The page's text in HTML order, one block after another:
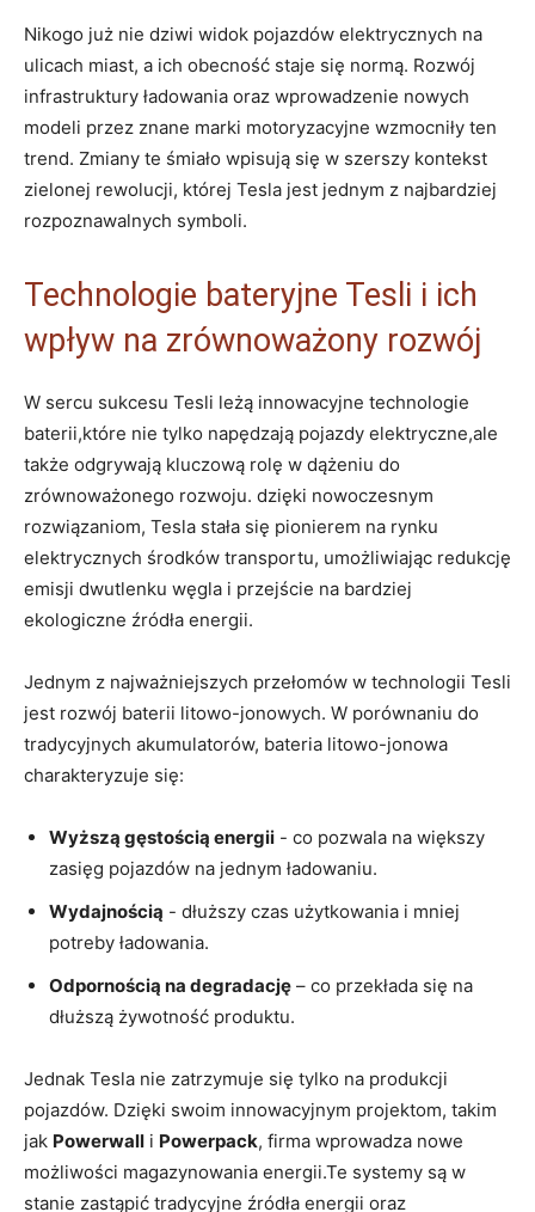
Nikogo już nie dziwi widok pojazdów elektrycznych na
ulicach miast, a ich obecność staje się normą. Rozwój
infrastruktury ładowania oraz wprowadzenie nowych
‍modeli ‍przez znane marki motoryzacyjne wzmocniły ten
trend. Zmiany te śmiało wpisują się‌ w szerszy kontekst
zielonej ⁣rewolucji, której Tesla jest jednym ​z najbardziej
rozpoznawalnych symboli.
Technologie bateryjne Tesli i ‌ich
wpływ na zrównoważony rozwój
W sercu sukcesu Tesli leżą innowacyjne technologie
baterii,które nie tylko napędzają pojazdy elektryczne,ale
także odgrywają kluczową rolę w dążeniu do
zrównoważonego rozwoju. dzięki nowoczesnym
rozwiązaniom, Tesla stała się pionierem ‍na rynku
elektrycznych środków⁤ transportu, umożliwiając redukcję
emisji ‍dwutlenku węgla i przejście na bardziej
ekologiczne ⁢źródła energii.
Jednym z najważniejszych przełomów w technologii Tesli
jest rozwój baterii litowo-jonowych. W porównaniu do
⁤tradycyjnych akumulatorów, bateria litowo-jonowa
charakteryzuje się:
Wyższą gęstością ​energii ⁢- co pozwala⁣ na większy
zasięg pojazdów na jednym ładowaniu.
Wydajnością -‍ dłuższy‌ czas użytkowania i mniej
potreby ładowania.
Odpornością ‍na degradację – co przekłada się ‍na⁤
dłuższą żywotność produktu.
Jednak‍ Tesla nie ⁤zatrzymuje się tylko na produkcji
pojazdów. Dzięki swoim innowacyjnym⁤ projektom, takim
jak Powerwall i⁣ Powerpack, firma ⁤wprowadza nowe
możliwości magazynowania energii.Te systemy są w
stanie zastąpić tradycyjne źródła energii oraz